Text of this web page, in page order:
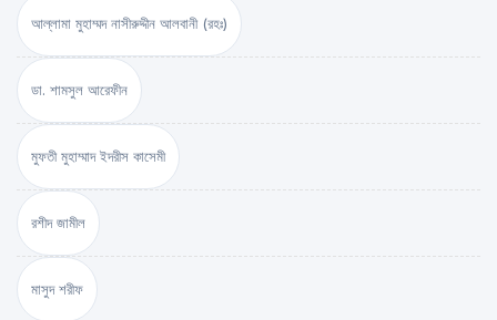
আল্লামা মুহাম্মদ নাসীরুদ্দীন আলবানী (রহঃ)
ডা. শামসুল আরেফীন
মুফতী মুহাম্মাদ ইদরীস কাসেমী
রশীদ জামীল
মাসুদ শরীফ